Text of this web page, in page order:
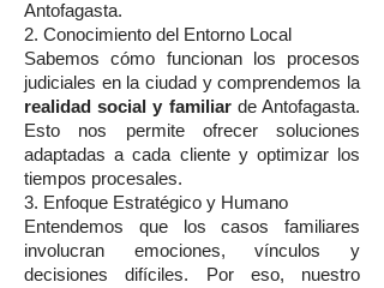
Antofagasta.
2. Conocimiento del Entorno Local
Sabemos cómo funcionan los procesos
judiciales en la ciudad y comprendemos la
realidad social y familiarde Antofagasta.
Esto nos permite ofrecer soluciones
adaptadas a cada cliente y optimizar los
tiempos procesales.
3. Enfoque Estratégico y Humano
Entendemos que los casos familiares
involucran emociones, vínculos y
decisiones difíciles. Por eso, nuestro